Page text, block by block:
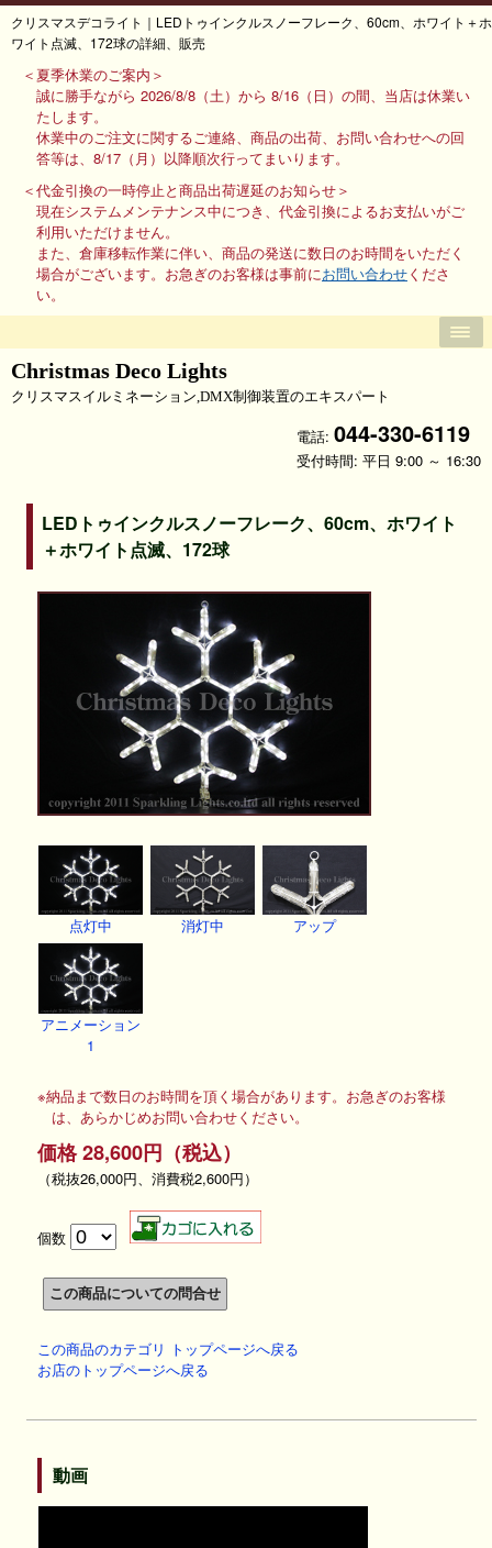
クリスマスデコライト｜LEDトゥインクルスノーフレーク、60cm、ホワイト＋ホ
ワイト点滅、172球の詳細、販売
＜夏季休業のご案内＞
誠に勝手ながら 2026/8/8（土）から 8/16（日）の間、当店は休業い
たします。
休業中のご注文に関するご連絡、商品の出荷、お問い合わせへの回
答等は、8/17（月）以降順次行ってまいります。
＜代金引換の一時停止と商品出荷遅延のお知らせ＞
現在システムメンテナンス中につき、代金引換によるお支払いがご
利用いただけません。
また、倉庫移転作業に伴い、商品の発送に数日のお時間をいただく
場合がございます。お急ぎのお客様は事前にお問い合わせくださ
い。
Christmas Deco Lights
クリスマスイルミネーション,DMX制御装置のエキスパート
電話: 044-330-6119
受付時間: 平日 9:00 ～ 16:30
LEDトゥインクルスノーフレーク、60cm、ホワイト
＋ホワイト点滅、172球
点灯中 消灯中 アップ
アニメーション
1
※納品まで数日のお時間を頂く場合があります。お急ぎのお客様
は、あらかじめお問い合わせください。
価格 28,600円（税込）
（税抜26,000円、消費税2,600円）
個数
この商品のカテゴリ トップページへ戻る
お店のトップページへ戻る
動画